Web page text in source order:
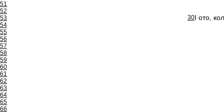
51
52
53
54
55
56
57
58
59
60
61
62
63
64
65
66
30І ото,